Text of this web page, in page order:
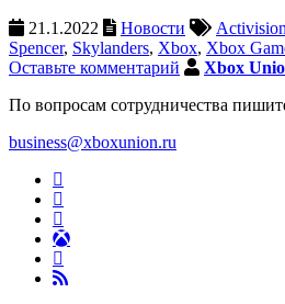
21.1.2022 Новости Activision
Spencer, Skylanders, Xbox, Xbox
Оставьте комментарий
Xbox
По вопросам сотрудничества
business@xboxunion.ru